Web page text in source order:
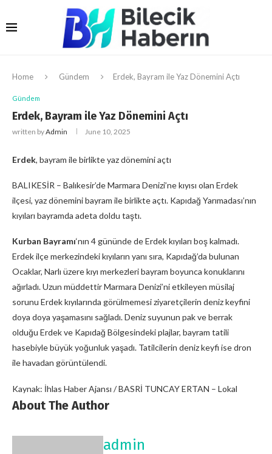
Home Gündem Erdek, Bayram ile Yaz Dönemini Açtı
Gündem
Erdek, Bayram ile Yaz Dönemini Açtı
written byAdmin June 10, 2025
Erdek, bayram ile birlikte yaz dönemini açtı
BALIKESİR – Balıkesir’de Marmara Denizi’ne kıyısı olan Erdek
ilçesi, yaz dönemini bayram ile birlikte açtı. Kapıdağ Yarımadası’nın
kıyıları bayramda adeta doldu taştı.
Kurban Bayramı‘nın 4 gününde de Erdek kıyıları boş kalmadı.
Erdek ilçe merkezindeki kıyıların yanı sıra, Kapıdağ’da bulunan
Ocaklar, Narlı üzere kıyı merkezleri bayram boyunca konuklarını
ağırladı. Uzun müddettir Marmara Denizi’ni etkileyen müsilaj
sorunu Erdek kıyılarında görülmemesi ziyaretçilerin deniz keyfini
doya doya yaşamasını sağladı. Deniz suyunun pak ve berrak
olduğu Erdek ve Kapıdağ Bölgesindeki plajlar, bayram tatili
hasebiyle büyük yoğunluk yaşadı. Tatilcilerin deniz keyfi ise dron
ile havadan görüntülendi.
Kaynak: İhlas Haber Ajansı / BASRİ TUNCAY ERTAN – Lokal
About The Author
admin